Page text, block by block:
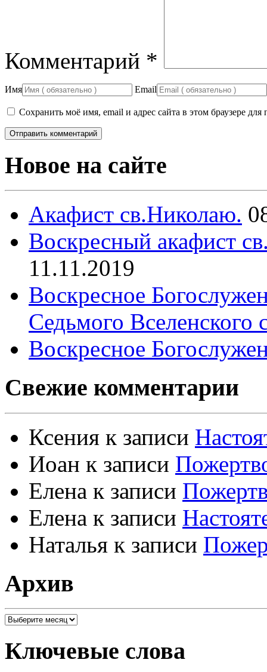
Комментарий *
Имя Email
Сохранить моё имя, email и адрес сайта в этом браузере
Новое на сайте
Акафист св.Николаю.
Воскресный акафист
11.11.2019
Воскресное
Седьмого Вселенского
Воскресное
Свежие комментарии
Ксения к записи
Иоан к записи
Елена к записи
Елена к записи
Наталья к записи
Архив
Архив
Ключевые слова